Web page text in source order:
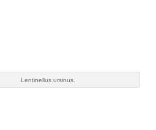
Lentinellus ursinus.